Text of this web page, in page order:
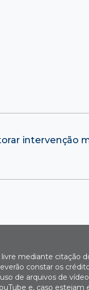
intervenção
mediante citação
constar os
de arquivos de
e, caso estejam